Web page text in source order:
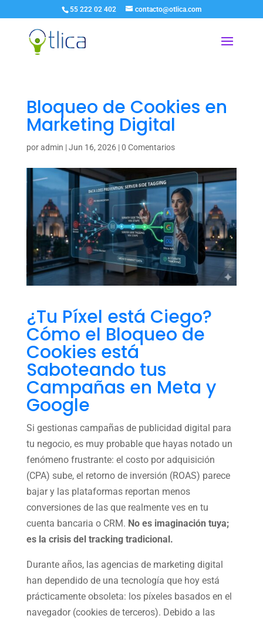
55 222 02 402 contacto@otlica.com
Bloqueo de Cookies en
Marketing Digital
poradmin |Jun 16, 2026|0 Comentarios
¿Tu Píxel está Ciego?
Cómo el Bloqueo de
Cookies está
Saboteando tus
Campañas en Meta y
Google
Si gestionas campañas de publicidad digital para
tu negocio, es muy probable que hayas notado un
fenómeno frustrante: el costo por adquisición
(CPA) sube, el retorno de inversión (ROAS) parece
bajar y las plataformas reportan menos
conversiones de las que realmente ves en tu
cuenta bancaria o CRM. No es imaginación tuya;
es la crisis del tracking tradicional.
Durante años, las agencias de marketing digital
han dependido de una tecnología que hoy está
prácticamente obsoleta: los píxeles basados en el
navegador (cookies de terceros). Debido a las